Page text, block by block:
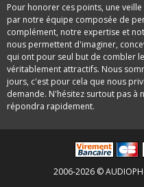
Pour honorer ces points, une
par notre équipe composée de
complément, notre expertise et
nous permettent d'imaginer,
qui ont pour seul but de combler
véritablement attractifs. Nous
jours, c'est pour cela que nous
demande. N'hésitez surtout pas à
répondra rapidement.
2006-2026 ©